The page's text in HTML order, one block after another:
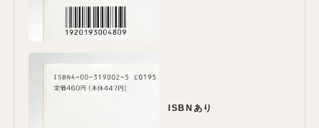
ISBNあり